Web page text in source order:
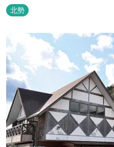
けます。
北勢